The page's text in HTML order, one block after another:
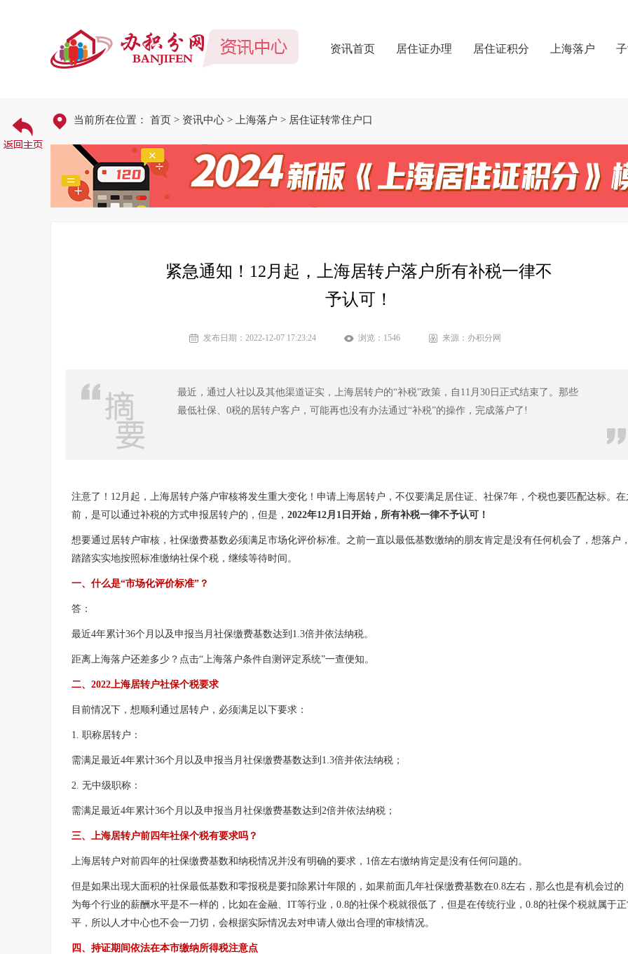
资讯首页 居住证办理 居住证积分 上海落户
当前所在位置： 首页 > 资讯中心 > 上海落户 > 居住证转常住户口
紧急通知！12月起，上海居转户落户所有补税一律不
予认可！
发布日期：2022-12-07 17:23:24 浏览： 1546 来源：办积分网
最近，通过人社以及其他渠道证实，上海居转户的“补税”政策，自11月30日正式结束了。那些
最低社保、0税的居转户客户，可能再也没有办法通过“补税”的操作，完成落户了!
注意了！12月起，上海居转户落户审核将发生重大变化！申请上海居转户，不仅要满足居住证、社保7年，个税也要匹配达标。在
前，是可以通过补税的方式申报居转户的，但是， 2022年12月1日开始，所有补税一律不予认可！
想要通过居转户审核，社保缴费基数必须满足市场化评价标准。之前一直以最低基数缴纳的朋友肯定是没有任何机会了，想落户
踏踏实实地按照标准缴纳社保个税，继续等待时间。
一、什么是“市场化评价标准”？
答：
最近4年累计36个月以及申报当月社保缴费基数达到1.3倍并依法纳税。
距离上海落户还差多少？点击“上海落户条件自测评定系统”一查便知。
二、2022上海居转户社保个税要求
目前情况下，想顺利通过居转户，必须满足以下要求：
1. 职称居转户：
需满足最近4年累计36个月以及申报当月社保缴费基数达到1.3倍并依法纳税；
2. 无中级职称：
需满足最近4年累计36个月以及申报当月社保缴费基数达到2倍并依法纳税；
三、上海居转户前四年社保个税有要求吗？
上海居转户对前四年的社保缴费基数和纳税情况并没有明确的要求，1倍左右缴纳肯定是没有任何问题的。
但是如果出现大面积的社保最低基数和零报税是要扣除累计年限的，如果前面几年社保缴费基数在0.8左右，那么也是有机会过的
为每个行业的薪酬水平是不一样的，比如在金融、IT等行业，0.8的社保个税就很低了，但是在传统行业，0.8的社保个税就属于
平，所以人才中心也不会一刀切，会根据实际情况去对申请人做出合理的审核情况。
四、持证期间依法在本市缴纳所得税注意点